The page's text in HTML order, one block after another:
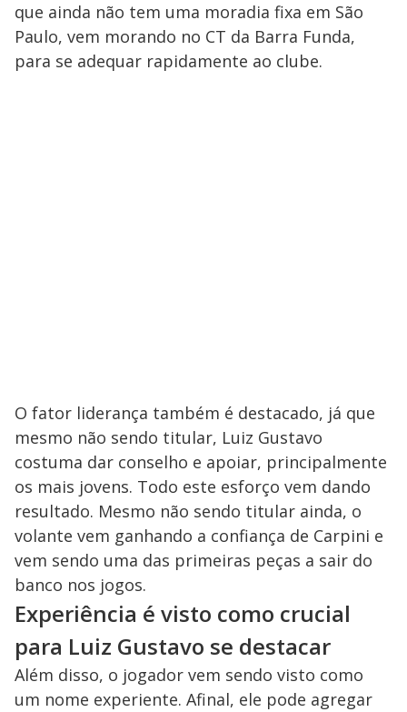
que ainda não tem uma moradia fixa em São
Paulo, vem morando no CT da Barra Funda,
para se adequar rapidamente ao clube.
O fator liderança também é destacado, já que
mesmo não sendo titular, Luiz Gustavo
costuma dar conselho e apoiar, principalmente
os mais jovens. Todo este esforço vem dando
resultado. Mesmo não sendo titular ainda, o
volante vem ganhando a confiança de Carpini e
vem sendo uma das primeiras peças a sair do
banco nos jogos.
Experiência é visto como crucial
para Luiz Gustavo se destacar
Além disso, o jogador vem sendo visto como
um nome experiente. Afinal, ele pode agregar